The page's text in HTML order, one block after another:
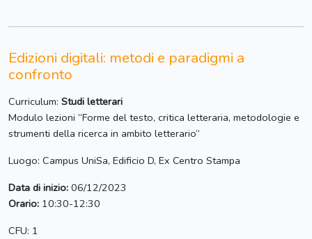
Edizioni digitali: metodi e paradigmi a
confronto
Curriculum: Studi letterari
Modulo lezioni “Forme del testo, critica letteraria, metodologie e
strumenti della ricerca in ambito letterario“
Luogo: Campus UniSa, Edificio D, Ex Centro Stampa
Data di inizio: 06/12/2023
Orario: 10:30-12:30
CFU: 1